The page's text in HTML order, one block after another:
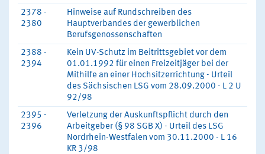
2378 -
2380
Hinweise auf Rundschreiben des
Hauptverbandes der gewerblichen
Berufsgenossenschaften
2388 -
2394
Kein UV-Schutz im Beitrittsgebiet vor dem
01.01.1992 für einen Freizeitjäger bei der
Mithilfe an einer Hochsitzerrichtung - Urteil
des Sächsischen LSG vom 28.09.2000 - L 2 U
92/98
2395 -
2396
Verletzung der Auskunftspflicht durch den
Arbeitgeber (§ 98 SGB X) - Urteil des LSG
Nordrhein-Westfalen vom 30.11.2000 - L 16
KR 3/98